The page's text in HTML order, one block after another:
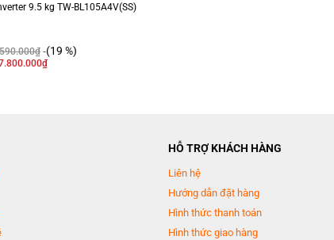
9.5 kg TW-BL105A4V(SS)
₫ (19 %)
₫
HỖ TRỢ KHÁCH HÀNG
Liên hệ
Hướng dẫn đặt hàng
Hình thức thanh toán
Hình thức giao hàng